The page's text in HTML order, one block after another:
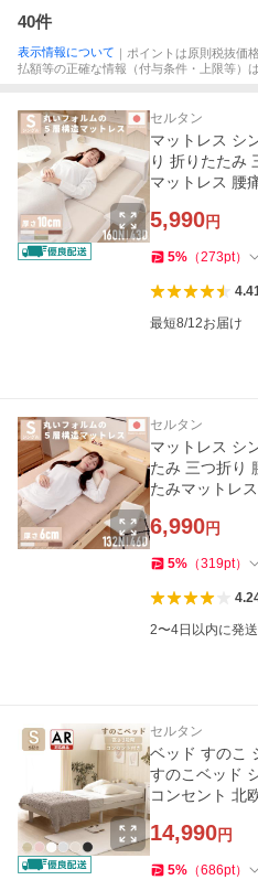
40件
表示情報について ｜ポイントは原則税抜価
払額等の正確な情報（付与条件・上限等）
セルタン
マットレス シ
り 折りたたみ
マットレス 腰
5,990円
5% （273pt）
最短8/12お届け
セルタン
マットレス シ
たみ 三つ折り
たみマットレ
6,990円
5% （319pt）
2〜4日以内に発
セルタン
ベッド すのこ
すのこベッド
コンセント 北
14,990円
5% （686pt）